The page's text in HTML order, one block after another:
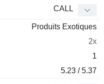
CALL
Produits Exotiques
2x
1
5.23 / 5.37